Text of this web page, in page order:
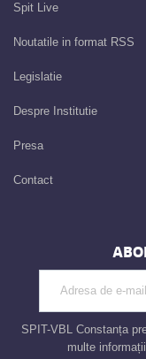
Spit Live
Noutatile in format RSS
Legislatie
Despre Institutie
Presa
Contact
SPIT-VBL Constanța
multe